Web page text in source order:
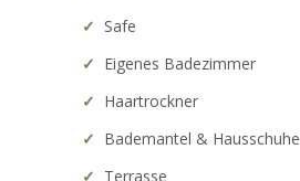
Safe
Eigenes Badezimmer
Haartrockner
Bademantel & Hausschuhe
Terrasse